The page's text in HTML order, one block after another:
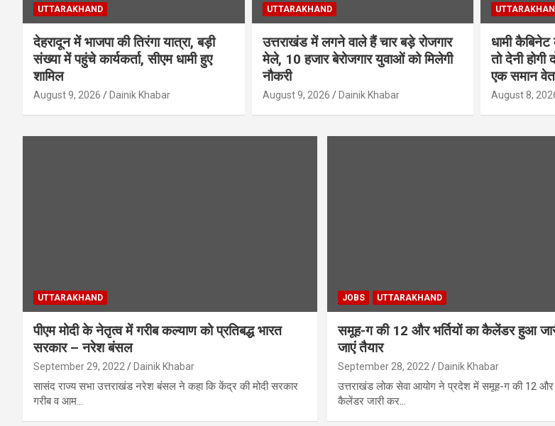
UTTARAKHAND
देहरादून में भाजपा की तिरंगा यात्रा, बड़ी
संख्या में पहुंचे कार्यकर्ता, सीएम धामी हुए
शामिल
August 9, 2026 Dainik Khabar
UTTARAKHAND
उत्तराखंड में लगने वाले हैं चार बड़े रोजगार
मेले, 10 हजार बेरोजगार युवाओं को मिलेगी
नौकरी
August 9, 2026 Dainik Khabar
धामी
तो देनी
एक समान
August 8,
UTTARAKHAND
पीएम मोदी के नेतृत्व में गरीब कल्याण को प्रतिबद्ध भारत
सरकार – नरेश बंसल
September 29, 2022 Dainik Khabar
सासंद राज्य सभा उत्तराखंड नरेश बंसल ने कहा कि केंद्र की मोदी सरकार
गरीब व आम…
JOBS UTTARAKHAND
समूह-ग की 12 और भर्तियों का कैलेंडर हुआ
जाएं तैयार
September 28, 2022 Dainik Khabar
उत्तराखंड लोक सेवा आयोग ने प्रदेश में समूह-ग की 12 और
कैलेंडर जारी कर…